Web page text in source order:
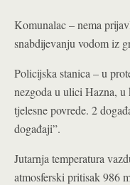
Komunalac – nema
snabdijevanju vodom iz
Policijska stanica – u
nezgoda u ulici Hazna,
tjelesne povrede. 2
događaji”.
Jutarnja temperatura
atmosferski pritisak 986